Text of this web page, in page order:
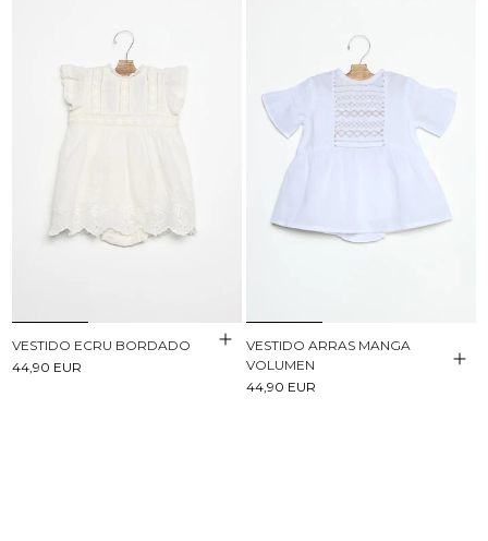
VESTIDO ECRU BORDADO
44,90 EUR
VESTIDO ARRAS MANGA
VOLUMEN
44,90 EUR